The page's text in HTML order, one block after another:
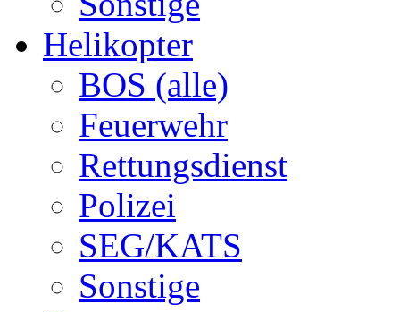
Helikopter
BOS (alle)
Feuerwehr
Rettungsdienst
Polizei
SEG/KATS
Sonstige